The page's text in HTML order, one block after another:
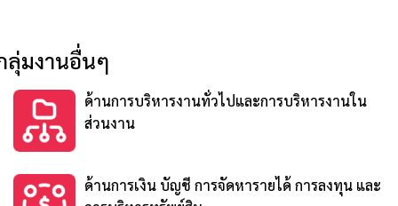
ลุ่มงานอื่นๆ
ด้านการบริหารงานทั่วไปและการบริหารงานใน
ส่วนงาน
ด้านการเงิน บัญชี การจัดหารายได้ การลงทุน และ